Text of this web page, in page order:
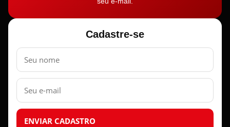
Cadastre-se
Nome
E-
mail
ENVIAR CADASTRO